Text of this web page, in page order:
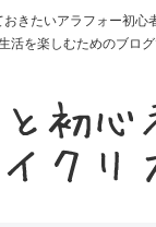
きたいアラフォー初心
活を楽しむためのブログ